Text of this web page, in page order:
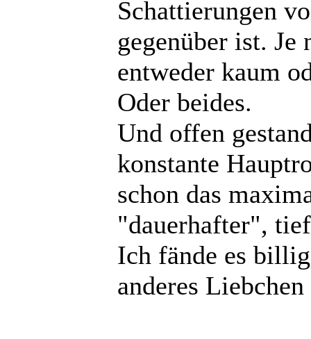
Schattierungen
gegenüber ist.
entweder kaum
Oder beides.
Und offen
konstante
schon das
"dauerhafter",
Ich fände es
anderes